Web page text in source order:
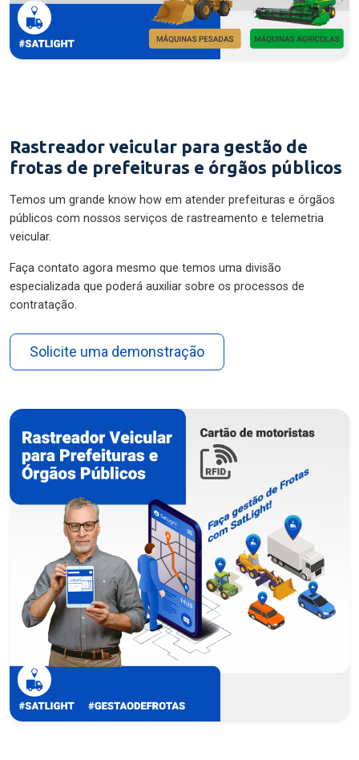
Rastreador veicular para gestão de
frotas de prefeituras e órgãos públicos
Temos um grande know how em atender prefeituras e órgãos
públicos com nossos serviços de rastreamento e telemetria
veicular.
Faça contato agora mesmo que temos uma divisão
especializada que poderá auxiliar sobre os processos de
contratação.
Solicite uma demonstração